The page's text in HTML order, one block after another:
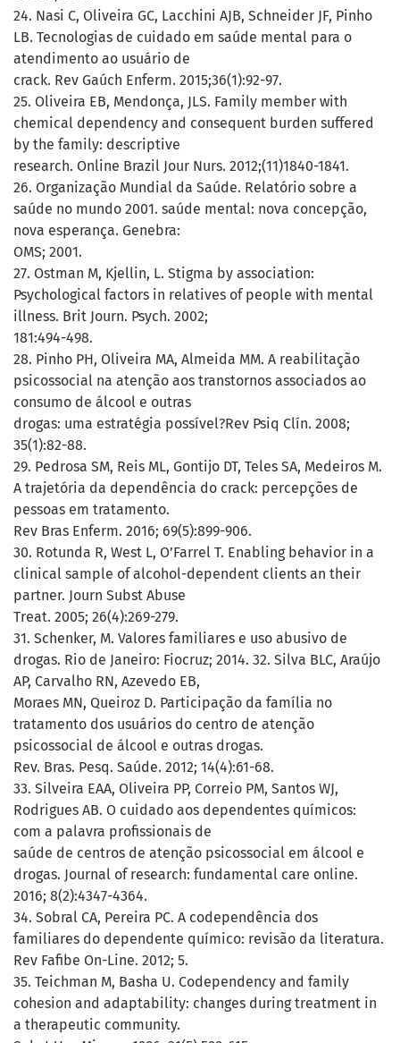
24. Nasi C, Oliveira GC, Lacchini AJB, Schneider JF, Pinho
LB. Tecnologias de cuidado em saúde mental para o
atendimento ao usuário de
crack. Rev Gaúch Enferm. 2015;36(1):92-97.
25. Oliveira EB, Mendonça, JLS. Family member with
chemical dependency and consequent burden suffered
by the family: descriptive
research. Online Brazil Jour Nurs. 2012;(11)1840-1841.
26. Organização Mundial da Saúde. Relatório sobre a
saúde no mundo 2001. saúde mental: nova concepção,
nova esperança. Genebra:
OMS; 2001.
27. Ostman M, Kjellin, L. Stigma by association:
Psychological factors in relatives of people with mental
illness. Brit Journ. Psych. 2002;
181:494-498.
28. Pinho PH, Oliveira MA, Almeida MM. A reabilitação
psicossocial na atenção aos transtornos associados ao
consumo de álcool e outras
drogas: uma estratégia possível?Rev Psiq Clín. 2008;
35(1):82-88.
29. Pedrosa SM, Reis ML, Gontijo DT, Teles SA, Medeiros M.
A trajetória da dependência do crack: percepções de
pessoas em tratamento.
Rev Bras Enferm. 2016; 69(5):899-906.
30. Rotunda R, West L, O’Farrel T. Enabling behavior in a
clinical sample of alcohol-dependent clients an their
partner. Journ Subst Abuse
Treat. 2005; 26(4):269-279.
31. Schenker, M. Valores familiares e uso abusivo de
drogas. Rio de Janeiro: Fiocruz; 2014. 32. Silva BLC, Araújo
AP, Carvalho RN, Azevedo EB,
Moraes MN, Queiroz D. Participação da família no
tratamento dos usuários do centro de atenção
psicossocial de álcool e outras drogas.
Rev. Bras. Pesq. Saúde. 2012; 14(4):61-68.
33. Silveira EAA, Oliveira PP, Correio PM, Santos WJ,
Rodrigues AB. O cuidado aos dependentes químicos:
com a palavra profissionais de
saúde de centros de atenção psicossocial em álcool e
drogas. Journal of research: fundamental care online.
2016; 8(2):4347-4364.
34. Sobral CA, Pereira PC. A codependência dos
familiares do dependente químico: revisão da literatura.
Rev Fafibe On-Line. 2012; 5.
35. Teichman M, Basha U. Codependency and family
cohesion and adaptability: changes during treatment in
a therapeutic community.